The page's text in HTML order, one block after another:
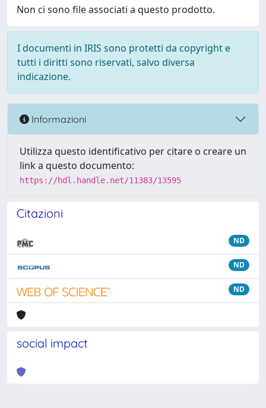
Non ci sono file associati a questo prodotto.
I documenti in IRIS sono protetti da copyright e
tutti i diritti sono riservati, salvo diversa
indicazione.
Informazioni
Utilizza questo identificativo per citare o creare un
link a questo documento:
https://hdl.handle.net/11383/13595
Citazioni
ND
ND
ND
social impact